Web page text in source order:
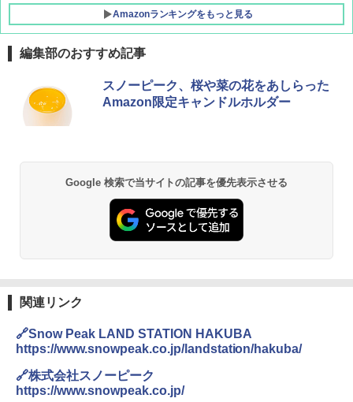
Amazonランキングをもっと見る
D40 地球の歩き方 チェンマイ タイ北部の魅
力的な町 2026～2027 地球の歩き方D アジア
地球の歩き方 スター・ウォーズ
￥2,695
A09 地球の歩き方 イタリア 2026～2027 地
球の歩き方A ヨーロッパ
[キャンパーズコレクション 山善] ポップアッ
プテント 傘みたいに広げて畳める パッとサ
ッとサンシェード キューブ フルクローズ メ
￥6,830
PYKES PEAK (パイクスピーク) 着替えテン
ト プライバシー テント 【中が透けない】 1
人用 折りたたみ 防災グッズ 災害用トイレ ビ
易 トイレテント (ブラック)
ENDLESS BASE 《めざましテレビで紹介》
テント ワンタッチ RENEW 幅200 2-3人用 43
￥5,999
GRANDOOR ステンレス保冷剤 2個セット 2
026リニューアル 急速冷凍 空間倍増 衛生的
コンパクト 保冷力長持ち
BUNDOK(バンドック)ソロ ドーム 1 EX BDK
レーム ドーム型 テント
￥14,800
￥6,459
ポインターライト 強力 小型 緑色/赤色/青紫色
編集部のおすすめ記事
スノーピーク、桜や菜の花をあしらった
Amazon限定キャンドルホルダー
Google 検索で当サイトの記事を優先表示させる
関連リンク
🔗Snow Peak LAND STATION HAKUBA
https://www.snowpeak.co.jp/landstation/hakuba/
🔗株式会社スノーピーク
https://www.snowpeak.co.jp/